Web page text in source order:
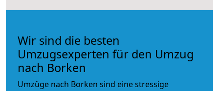
Wir sind die besten
Umzugsexperten für den Umzug
nach Borken
Umzüge nach Borken sind eine stressige